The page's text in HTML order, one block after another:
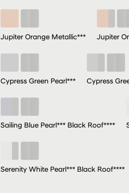
Jupiter Orange Metallic*** Jupiter
Cypress Green Pearl*** Cypress
Sailing Blue Pearl*** Black Roof****
Serenity White Pearl*** Black Roof****